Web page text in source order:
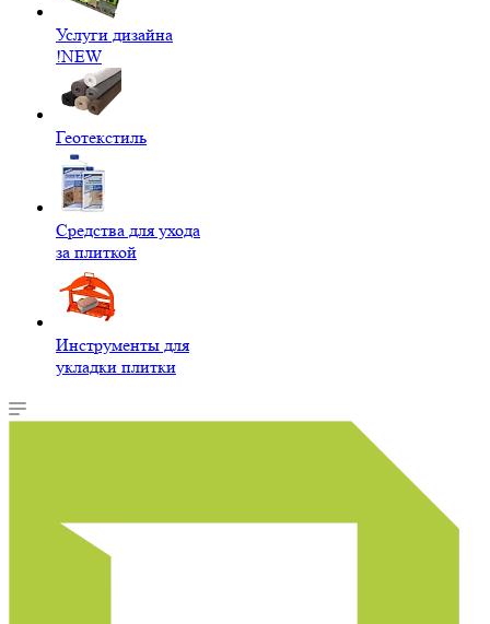
Услуги дизайна
!NEW
Геотекстиль
Средства для ухода
за плиткой
Инструменты для
укладки плитки